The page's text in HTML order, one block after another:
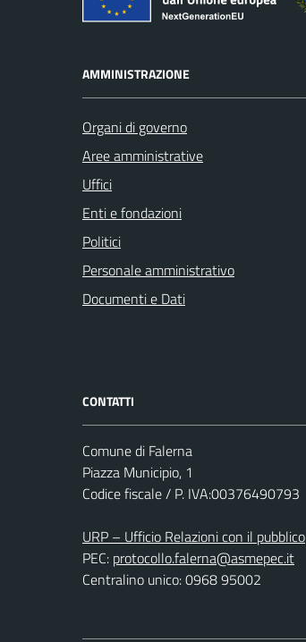
AMMINISTRAZIONE
Organi di governo
Aree amministrative
Uffici
Enti e fondazioni
Politici
Personale amministrativo
Documenti e Dati
CONTATTI
Comune di Falerna
Piazza Municipio, 1
Codice fiscale / P. IVA:00376490793
URP – Ufficio Relazioni con il pubblico
PEC: protocollo.falerna@asmepec.it
Centralino unico: 0968 95002